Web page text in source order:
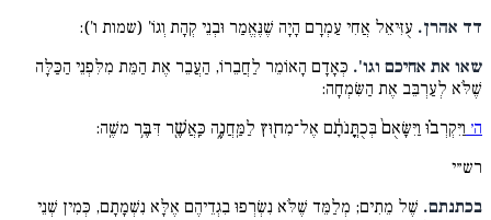
דד אהרן. עֻזִּיאֵל אֲחִי עַמְרָם הָיָה שֶׁנֶּאֱמַר וּבְנֵי קְהָת וְגוֹ' (שמות ו'):
שאו את אחיכם וגו'. כְּאָדָם הָאוֹמֵר לַחֲבֵרוֹ, הַעֲבֵר אֶת הַמֵּת מִלִּפְנֵי הַכַּלָּה
שֶׁלֹּא לְעַרְבֵּב אֶת הַשִּׂמְחָה:
ה׳ וַיִּקְרְב֗וּ וַיִּשָּׂאֻם֙ בְּכֻתֳּנֹתָ֔ם אֶל־מִח֖וּץ לַמַּֽחֲנֶ֑ה כַּֽאֲשֶׁ֖ר דִּבֶּ֥ר משֶֽׁה:
רש״י
בכתנתם. שֶׁל מֵתִים; מְלַמֵּד שֶׁלֹּא נִשְׂרְפוּ בִגְדֵיהֶם אֶלָּא נִשְׁמָתָם, כְּמִין שְׁנֵי